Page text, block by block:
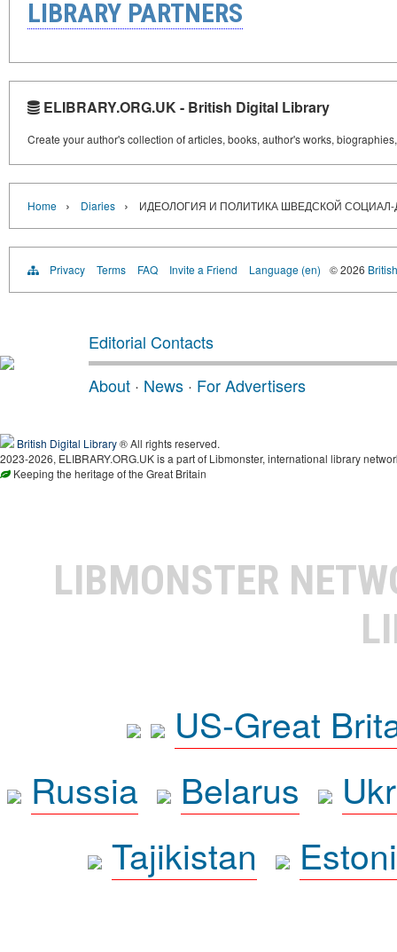
LIBRARY PARTNERS
ELIBRARY.ORG.UK - British Digital Library
Create your author's collection of articles, books, author's works,
Home › Diaries › ИДЕОЛОГИЯ И ПОЛИТИКА ШВЕДСКОЙ СОЦИАЛ-
Privacy Terms FAQ Invite a Friend Language (en) © 2026
Editorial Contacts
About · News · For Advertisers
British Digital Library® All rights reserved.
2023-2026, ELIBRARY.ORG.UK is a part of Libmonster, international library
Keeping the heritage of the Great Britain
LIBMONSTER
US-Great
Russia
Belarus
Tajikistan